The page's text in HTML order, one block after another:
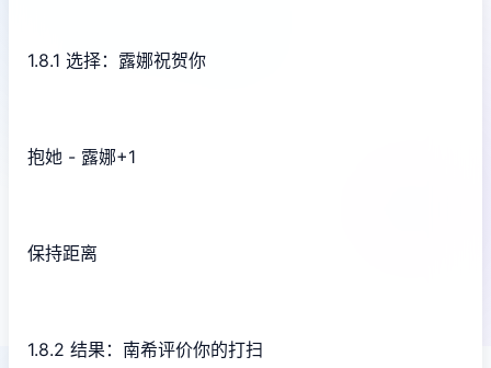
1.8.1 选择：露娜祝贺你
抱她 - 露娜+1
保持距离
1.8.2 结果：南希评价你的打扫